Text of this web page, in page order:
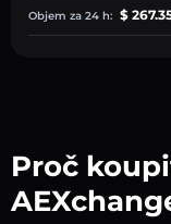
Objem za 24 h: $
Proč